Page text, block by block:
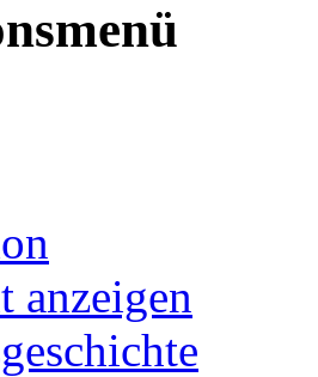
anzeigen